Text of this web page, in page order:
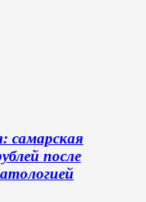
самарская
после